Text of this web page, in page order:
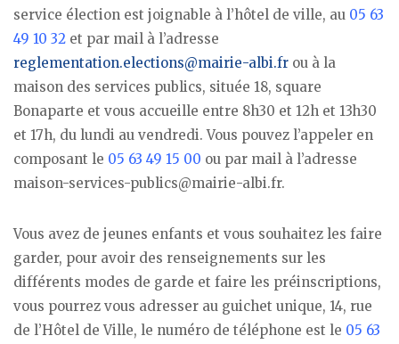
service élection est joignable à l’hôtel de ville, au 05 63
49 10 32 et par mail à l’adresse
reglementation.elections@mairie-albi.fr ou à la
maison des services publics, située 18, square
Bonaparte et vous accueille entre 8h30 et 12h et 13h30
et 17h, du lundi au vendredi. Vous pouvez l’appeler en
composant le 05 63 49 15 00 ou par mail à l’adresse
maison-services-publics@mairie-albi.fr.
Vous avez de jeunes enfants et vous souhaitez les faire
garder, pour avoir des renseignements sur les
différents modes de garde et faire les préinscriptions,
vous pourrez vous adresser au guichet unique, 14, rue
de l’Hôtel de Ville, le numéro de téléphone est le 05 63